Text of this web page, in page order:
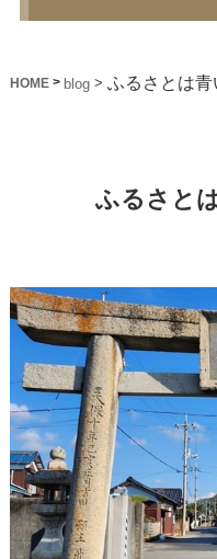
HOME> blog> ふるさとは
ふるさと